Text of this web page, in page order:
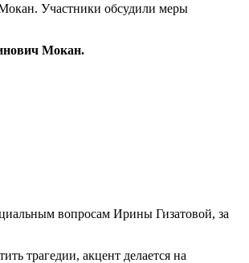
Участники обсудили меры
Мокан.
вопросам Ирины Гизатовой, за
трагедии, акцент делается на